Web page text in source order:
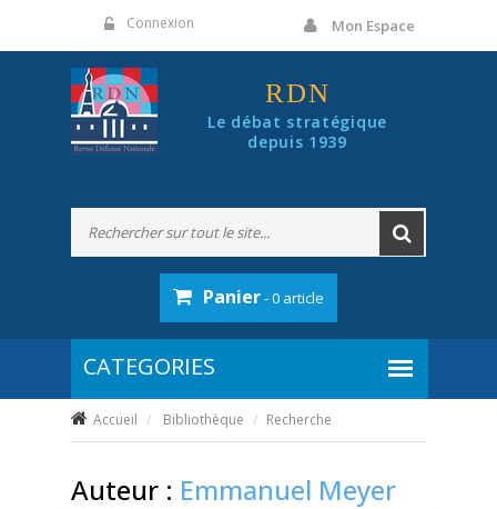
Connexion Mon Espace
RDN
Le débat stratégique
depuis 1939
Panier- 0 article
Accueil Bibliothèque Recherche
Auteur : Emmanuel Meyer